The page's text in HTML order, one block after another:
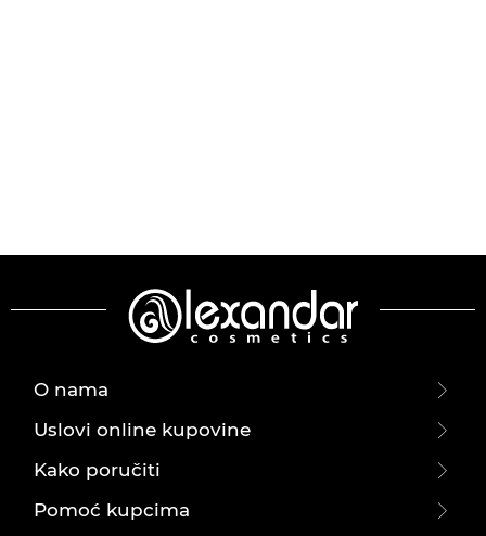
O nama
Uslovi online kupovine
Kako poručiti
Pomoć kupcima